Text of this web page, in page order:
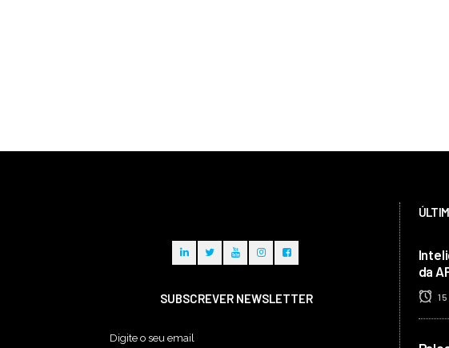
SUBSCREVER NEWSLETTER
da